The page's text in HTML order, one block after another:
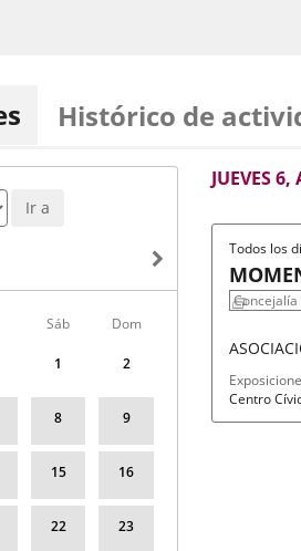
Histórico de
Ir a
Sáb Dom
1 2
8 9
15 16
22 23
JUEVES
Fechas
del
Todos los
de
Programa
Espacio
Centro